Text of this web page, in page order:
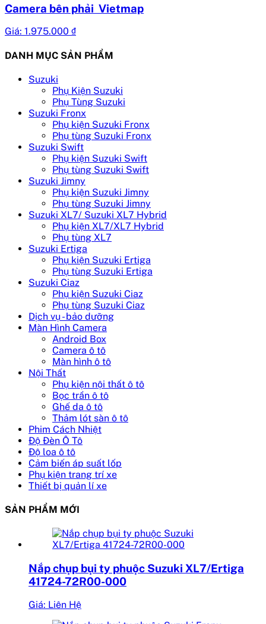
Camera bên phải Vietmap
Giá: 1.975.000 ₫
DANH MỤC SẢN PHẨM
Suzuki
Phụ Kiện Suzuki
Phụ Tùng Suzuki
Suzuki Fronx
Phụ kiện Suzuki Fronx
Phụ tùng Suzuki Fronx
Suzuki Swift
Phụ kiện Suzuki Swift
Phụ tùng Suzuki Swift
Suzuki Jimny
Phụ kiện Suzuki Jimny
Phụ tùng Suzuki Jimny
Suzuki XL7/ Suzuki XL7 Hybrid
Phụ kiện XL7/XL7 Hybrid
Phụ tùng XL7
Suzuki Ertiga
Phụ kiện Suzuki Ertiga
Phụ tùng Suzuki Ertiga
Suzuki Ciaz
Phụ kiện Suzuki Ciaz
Phụ tùng Suzuki Ciaz
Dịch vụ - bảo dưỡng
Màn Hình Camera
Android Box
Camera ô tô
Màn hình ô tô
Nội Thất
Phụ kiện nội thất ô tô
Bọc trần ô tô
Ghế da ô tô
Thảm lót sàn ô tô
Phim Cách Nhiệt
Độ Đèn Ô Tô
Độ loa ô tô
Cảm biến áp suất lốp
Phụ kiện trang trí xe
Thiết bị quản lí xe
SẢN PHẨM MỚI
Nắp chụp bụi ty phuộc Suzuki XL7/Ertiga
41724-72R00-000
Giá: Liên Hệ